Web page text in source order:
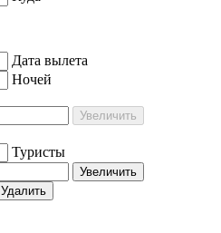
Дата вылета
Ночей
Увеличить
Туристы
Увеличить
Удалить